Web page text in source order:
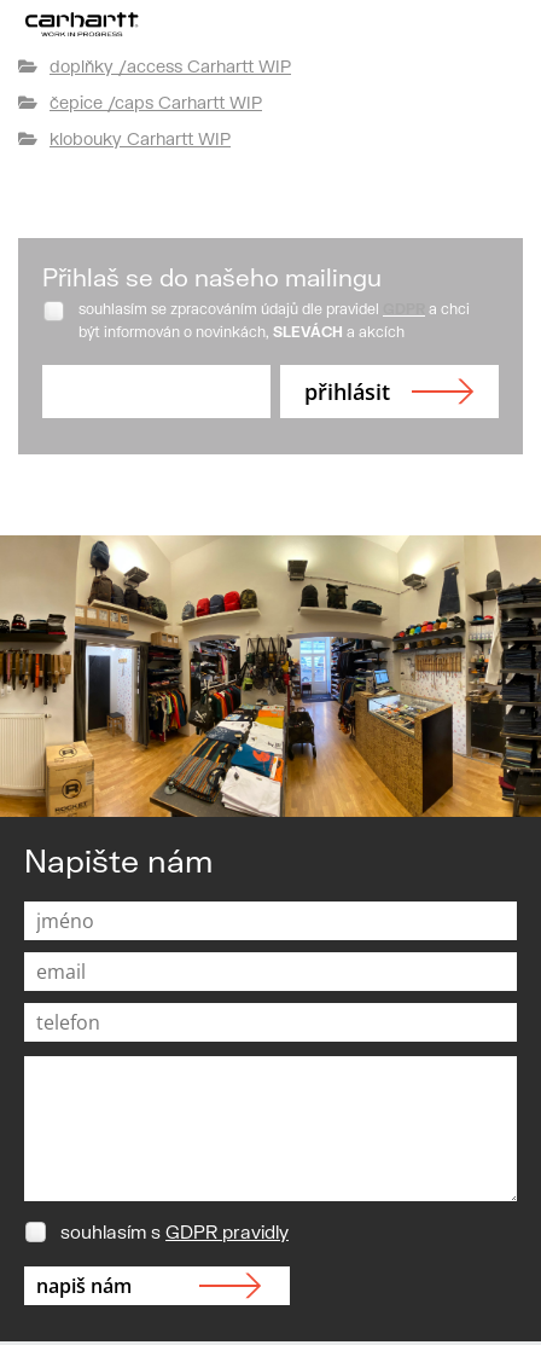
doplňky /access Carhartt WIP
čepice /caps Carhartt WIP
klobouky Carhartt WIP
Přihlaš se do našeho mailingu
souhlasím se zpracováním údajů dle pravidel
a chci
být informován o novinkách, SLEVÁCH a akcích
Napište nám
souhlasím s GDPR pravidly